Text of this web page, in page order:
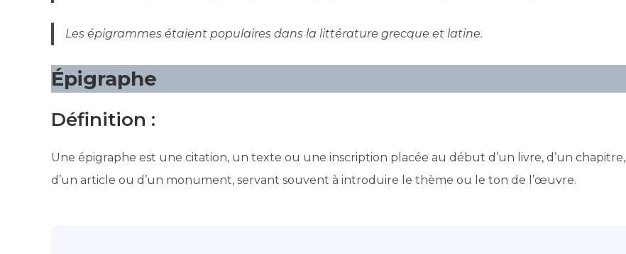
Les épigrammes étaient populaires dans la littérature grecque et latine.
Épigraphe
Définition :
Une épigraphe est une citation, un texte ou une inscription placée au début d’un livre, d’un chapitre,
d’un article ou d’un monument, servant souvent à introduire le thème ou le ton de l’œuvre.